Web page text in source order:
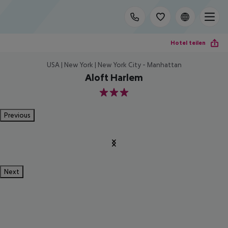
Hotel teilen
USA | New York | New York City - Manhattan
Aloft Harlem
3
Previous
Next